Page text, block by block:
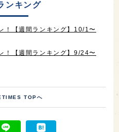
ンキング
！【週間ランキング】10/1〜
！【週間ランキング】9/24〜
TOPへ